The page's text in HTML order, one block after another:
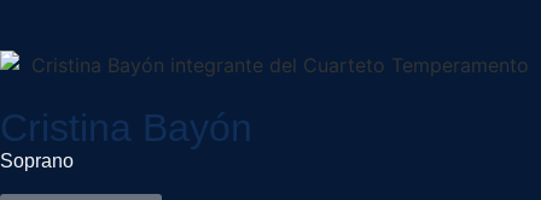
Cristina Bayón
Soprano